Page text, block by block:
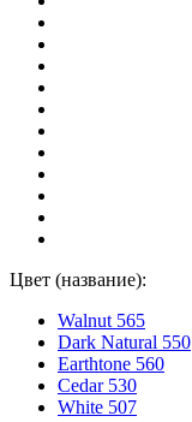
Цвет (название):
Walnut 565
Dark Natural 550
Earthtone 560
Cedar 530
White 507